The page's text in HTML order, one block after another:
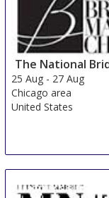
The National
25 Aug - 27 Aug
Chicago area
United States